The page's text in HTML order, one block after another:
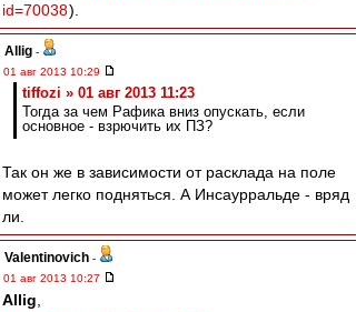
id=70038).
Allig -
01 авг 2013 10:29
tiffozi » 01 авг 2013 11:23
Тогда за чем Рафика вниз опускать, если
основное - взрючить их ПЗ?
Так он же в зависимости от расклада на поле
может легко подняться. А Инсаурральде - вряд
ли.
Valentinovich -
01 авг 2013 10:27
Allig